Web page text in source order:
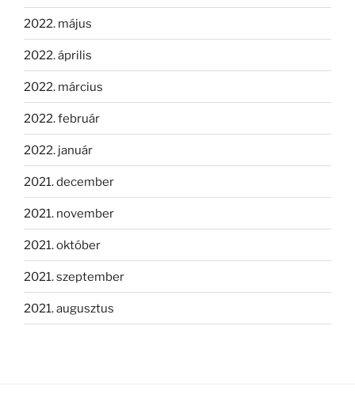
2022. május
2022. április
2022. március
2022. február
2022. január
2021. december
2021. november
2021. október
2021. szeptember
2021. augusztus